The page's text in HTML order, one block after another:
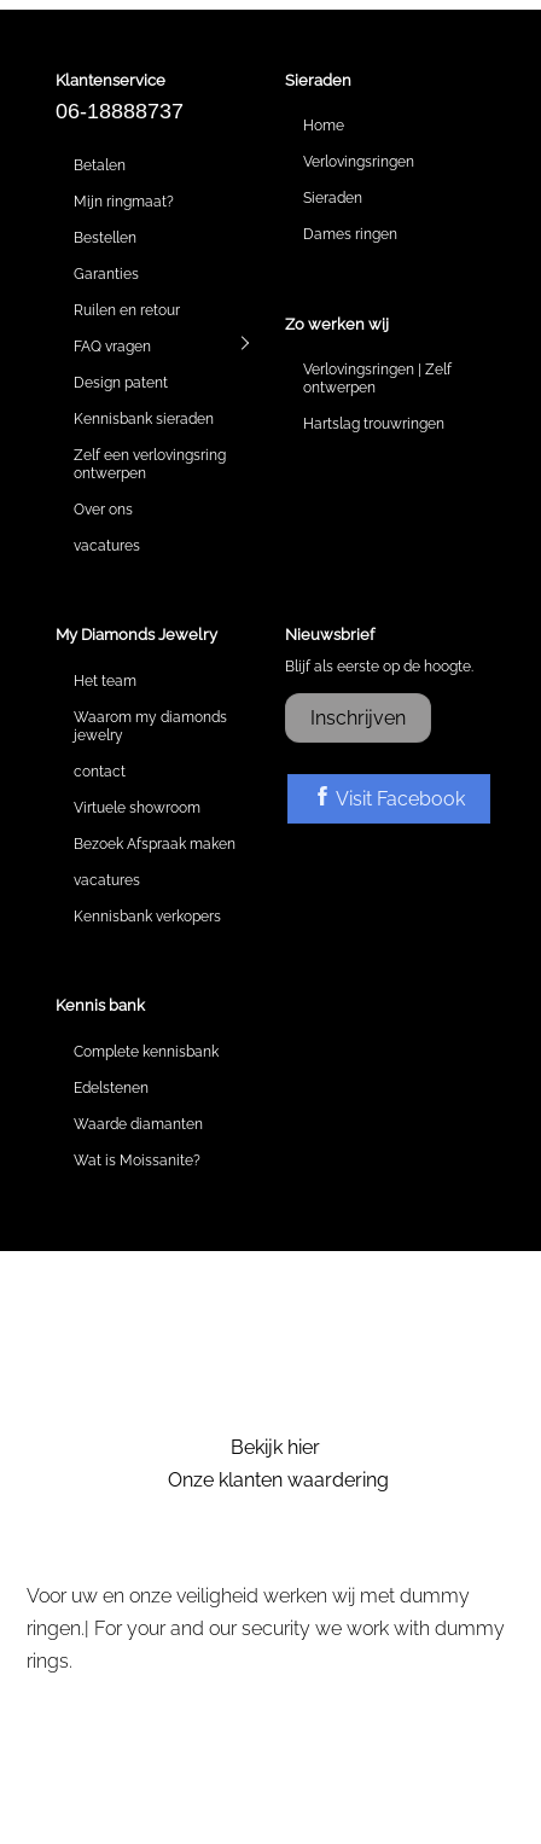
Klantenservice
06-18888737
Betalen
Mijn ringmaat?
Bestellen
Garanties
Ruilen en retour
FAQ vragen
Design patent
Kennisbank sieraden
Zelf een verlovingsring
ontwerpen
Over ons
vacatures
Sieraden
Home
Verlovingsringen
Sieraden
Dames ringen
Zo werken wij
Verlovingsringen | Zelf
ontwerpen
Hartslag trouwringen
My Diamonds Jewelry
Het team
Waarom my diamonds
jewelry
contact
Virtuele showroom
Bezoek Afspraak maken
vacatures
Kennisbank verkopers
Kennis bank
Complete kennisbank
Edelstenen
Waarde diamanten
Wat is Moissanite?
Nieuwsbrief
Blijf als eerste op de hoogte.
Inschrijven
Visit Facebook
Bekijk hier
Onze klanten waardering
Voor uw en onze veiligheid werken wij met dummy
ringen.| For your and our security we work with dummy
rings.